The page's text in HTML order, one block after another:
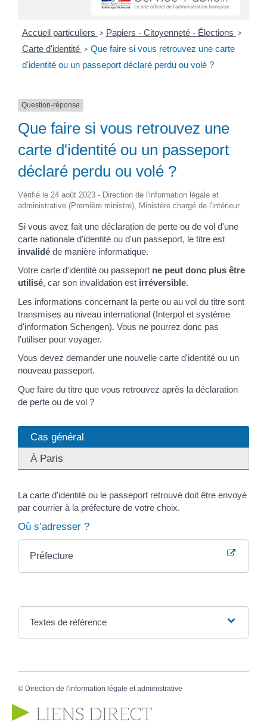
Accueil particuliers > Papiers - Citoyenneté - Élections >
Carte d'identité > Que faire si vous retrouvez une carte
d'identité ou un passeport déclaré perdu ou volé ?
Question-réponse
Que faire si vous retrouvez une
carte d'identité ou un passeport
déclaré perdu ou volé ?
Vérifié le 24 août 2023 - Direction de l'information légale et
administrative (Première ministre), Ministère chargé de l'intérieur
Si vous avez fait une déclaration de perte ou de vol d'une
carte nationale d'identité ou d'un passeport, le titre est
invalidé de manière informatique.
Votre carte d'identité ou passeport ne peut donc plus être
utilisé, car son invalidation est irréversible.
Les informations concernant la perte ou au vol du titre sont
transmises au niveau international (Interpol et système
d'information Schengen). Vous ne pourrez donc pas
l'utiliser pour voyager.
Vous devez demander une nouvelle carte d'identité ou un
nouveau passeport.
Que faire du titre que vous retrouvez après la déclaration
de perte ou de vol ?
Cas général
À Paris
La carte d'identité ou le passeport retrouvé doit être envoyé
par courrier à la préfecture de votre choix.
Où s’adresser ?
Préfecture
Textes de référence
© Direction de l'information légale et administrative
LIENS DIRECT